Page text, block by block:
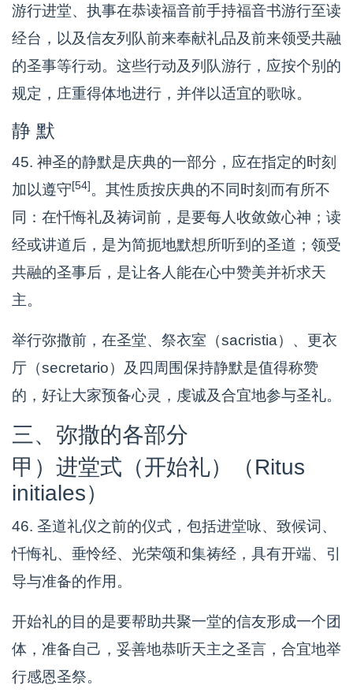
游行进堂、执事在恭读福音前手持福音书游行至读
经台，以及信友列队前来奉献礼品及前来领受共融
的圣事等行动。这些行动及列队游行，应按个别的
规定，庄重得体地进行，并伴以适宜的歌咏。
静 默
45. 神圣的静默是庆典的一部分，应在指定的时刻
加以遵守[54]。其性质按庆典的不同时刻而有所不
同：在忏悔礼及祷词前，是要每人收敛敛心神；读
经或讲道后，是为简扼地默想所听到的圣道；领受
共融的圣事后，是让各人能在心中赞美并祈求天
主。
举行弥撒前，在圣堂、祭衣室（sacristia）、更衣
厅（secretario）及四周围保持静默是值得称赞
的，好让大家预备心灵，虔诚及合宜地参与圣礼。
三、弥撒的各部分
甲）进堂式（开始礼）（Ritus
initiales）
46. 圣道礼仪之前的仪式，包括进堂咏、致候词、
忏悔礼、垂怜经、光荣颂和集祷经，具有开端、引
导与准备的作用。
开始礼的目的是要帮助共聚一堂的信友形成一个团
体，准备自己，妥善地恭听天主之圣言，合宜地举
行感恩圣祭。